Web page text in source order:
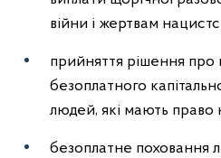
війни і жертвам
прийняття рішення про
безоплатного
людей, які мають право
безоплатне поховання